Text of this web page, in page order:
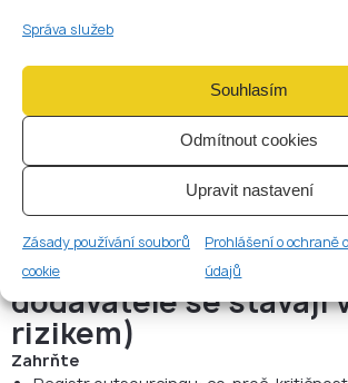
Správa služeb
Souhlasím
Odmítnout cookies
Upravit nastavení
Zásady používání souborů
cookie
Prohlášení o ochraně
údajů
reakce na incidenty
Nespravovaný přístup dodavatelů;
BCP/DR existuje, ale nikdy nebyl
nenese odpovědnost)
9) Outsourcing (vaši
dodavatelé se stávají
rizikem)
Zahrňte